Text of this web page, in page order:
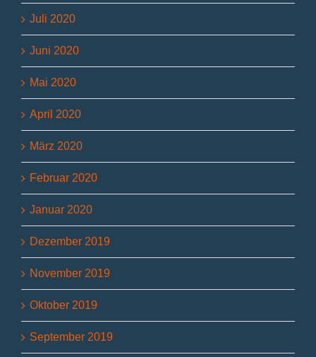
Juli 2020
Juni 2020
Mai 2020
April 2020
März 2020
Februar 2020
Januar 2020
Dezember 2019
November 2019
Oktober 2019
September 2019